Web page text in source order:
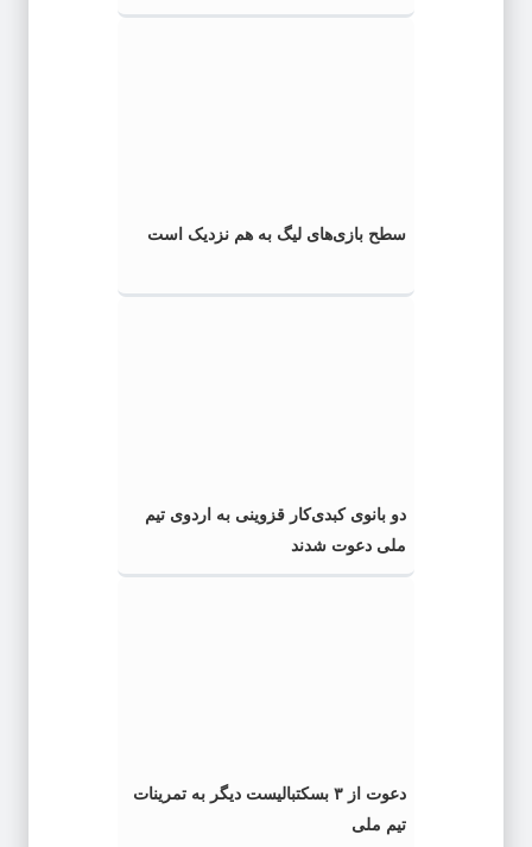
سطح بازی‌های لیگ به هم نزدیک است
دو بانوی کبدی‌کار قزوینی به اردوی تیم
ملی دعوت شدند
دعوت از ۳ بسکتبالیست دیگر به تمرینات
تیم ملی